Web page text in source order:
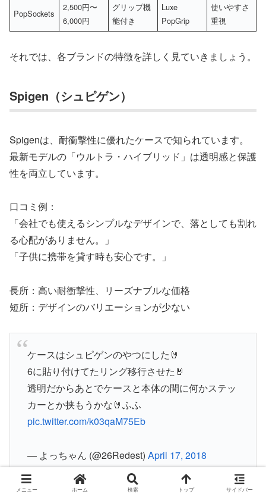
PopSockets
2,500円〜
6,000円
グリップ機
能付き
Luxe
PopGrip
使いやすさ
重視
それでは、各ブランドの特徴を詳しく見ていきましょう。
Spigen（シュピゲン）
Spigenは、耐衝撃性に優れたケースで知られています。
最新モデルの「ウルトラ・ハイブリッド」は透明感と保護
性を両立しています。
口コミ例：
「会社でも使えるシンプルなデザインで、落としても割れ
る心配がありません。」
「子供に携帯を貸す時も安心です。」
長所：高い耐衝撃性、リーズナブルな価格
短所：デザインのバリエーションが少ない
ケースはシュピゲンのやつにした🤘
6に貼り付けてたリング移行させた🤘
透明だからあとでケースと本体の間に何かステッ
カーとか挟もうかな🤘ふふ
pic.twitter.com/k03qaM75Eb
— よっちゃん (@26Redest) April 17, 2018
メニュー ホーム 検索 トップ サイドバー